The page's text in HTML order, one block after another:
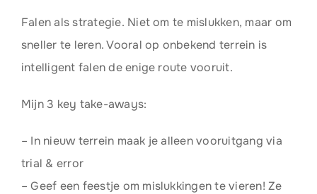
Falen als strategie. Niet om te mislukken, maar om
sneller te leren. Vooral op onbekend terrein is
intelligent falen de enige route vooruit.
Mijn 3 key take-aways:
– In nieuw terrein maak je alleen vooruitgang via
trial & error
– Geef een feestje om mislukkingen te vieren! Ze